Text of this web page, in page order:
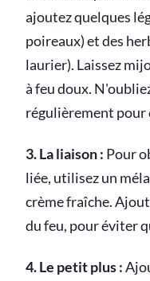
ajoutez quelques
poireaux) et des
laurier). Laissez
à feu doux.
régulièrement pour
3. La liaison : Pour
liée, utilisez un
crème fraîche.
du feu, pour éviter
4. Le petit plus :